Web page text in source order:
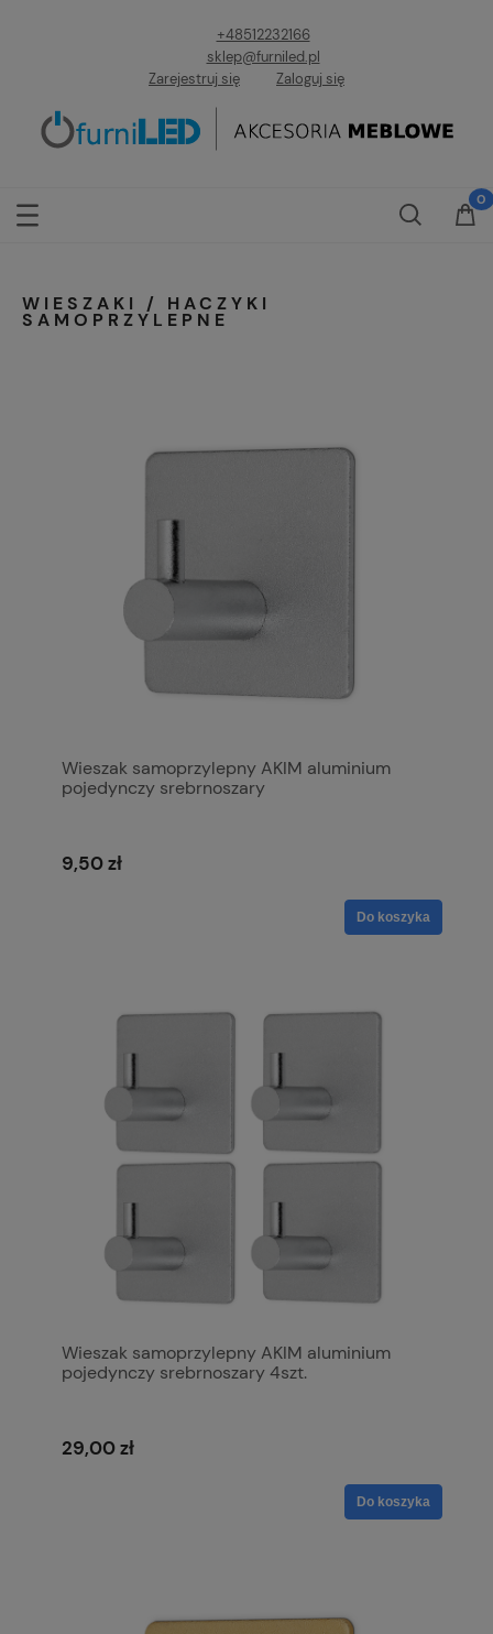
+48512232166
sklep@furniled.pl
Zarejestruj się
Zaloguj się
WIESZAKI / HACZYKI
SAMOPRZYLEPNE
Wieszak samoprzylepny AKIM aluminium
pojedynczy srebrnoszary
9,50 zł
Do koszyka
Wieszak samoprzylepny AKIM aluminium
pojedynczy srebrnoszary 4szt.
29,00 zł
Do koszyka